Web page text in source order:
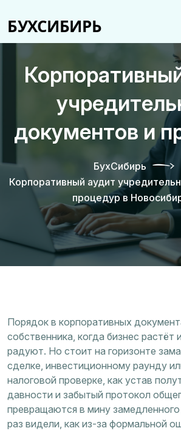
документов и
БухСибирь
Корпоративный аудит
процедур в
Порядок в корпоративных
собственника, когда бизнес растёт
радуют. Но стоит на горизонте
сделке, инвестиционному раунду
налоговой проверке, как устав
давности и забытый протокол
превращаются в мину
раз видели, как из-за формальной